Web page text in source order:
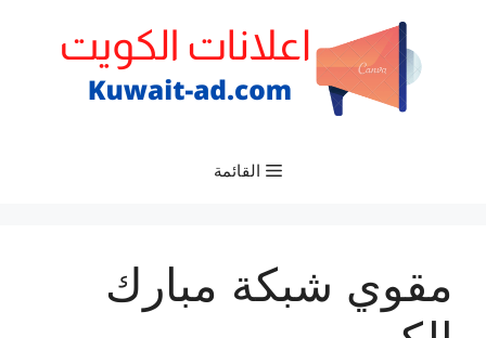
القائمة
مقوي شبكة مبارك